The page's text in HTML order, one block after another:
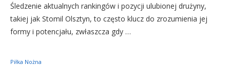
Śledzenie aktualnych rankingów i pozycji ulubionej drużyny,
takiej jak Stomil Olsztyn, to często klucz do zrozumienia jej
formy i potencjału, zwłaszcza gdy …
Piłka Nożna